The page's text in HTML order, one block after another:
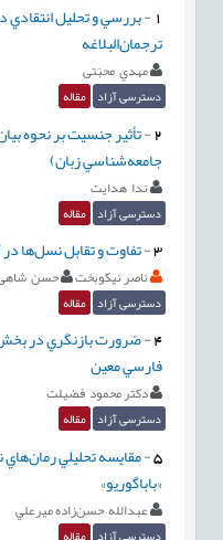
-بررسي و تحليل انتقادي
ترجمان‌البلاغه
مهدي محبّتی
دسترسی آزاد مقاله
2
-تأثير جنسيت بر نحوه
جامعه‌شناسي زبان)
ندا هدايت
دسترسی آزاد مقاله
3
-تفاوت و تقابل نسل‌ها در
ناصر نیکوبخت حسن
دسترسی آزاد مقاله
4
-ضرورت بازنگري در
فارسي معين
دكتر محمود فضيلت
دسترسی آزاد مقاله
5
-مقايسه تحليلي رمان‌هاي
«باباگوريو»
عبدالله حسن‌زاده ميرعلي
دسترسی آزاد مقاله